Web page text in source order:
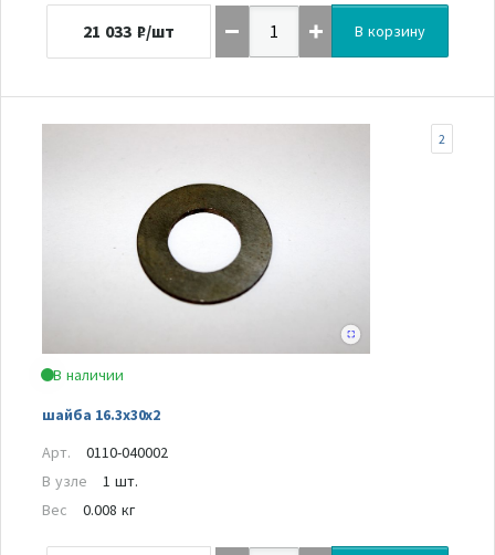
21 033 ₽/шт В корзину
В наличии
шайба 16.3x30x2
2
Арт.
0110-040002
В узле
1 шт.
Вес
0.008 кг